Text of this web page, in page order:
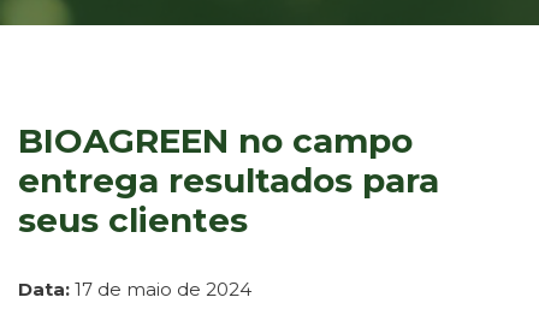
BIOAGREEN no campo
entrega resultados para
seus clientes
Data: 17 de maio de 2024